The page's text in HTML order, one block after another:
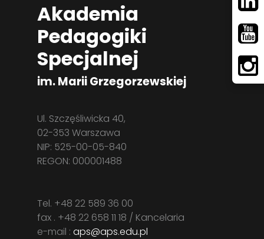
Akademia
Pedagogiki
Specjalnej
im. Marii Grzegorzewskiej
Ul. Szczęśliwicka 40,
02-353 Warszawa
NIP: 525-00-05-840
REGON: 000001488
Tel. +48 22 589 36 00
fax . +48 22 658 11 18 / Kancelaria
e-mail : aps@aps.edu.pl